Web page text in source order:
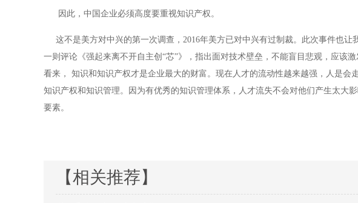
因此，中国企业必须高度要重视知识产权。
这不是美方对中兴的第一次调查，2016年美方已对中兴有过制裁。此次事件也让
一则评论《强起来离不开自主创“芯”》，指出面对技术壁垒，不能盲目悲观，应该
看来， 知识和知识产权才是企业最大的财富。现在人才的流动性越来越强，人是
知识产权和知识管理。因为有优秀的知识管理体系，人才流失不会对他们产生太大
要素。
【相关推荐】